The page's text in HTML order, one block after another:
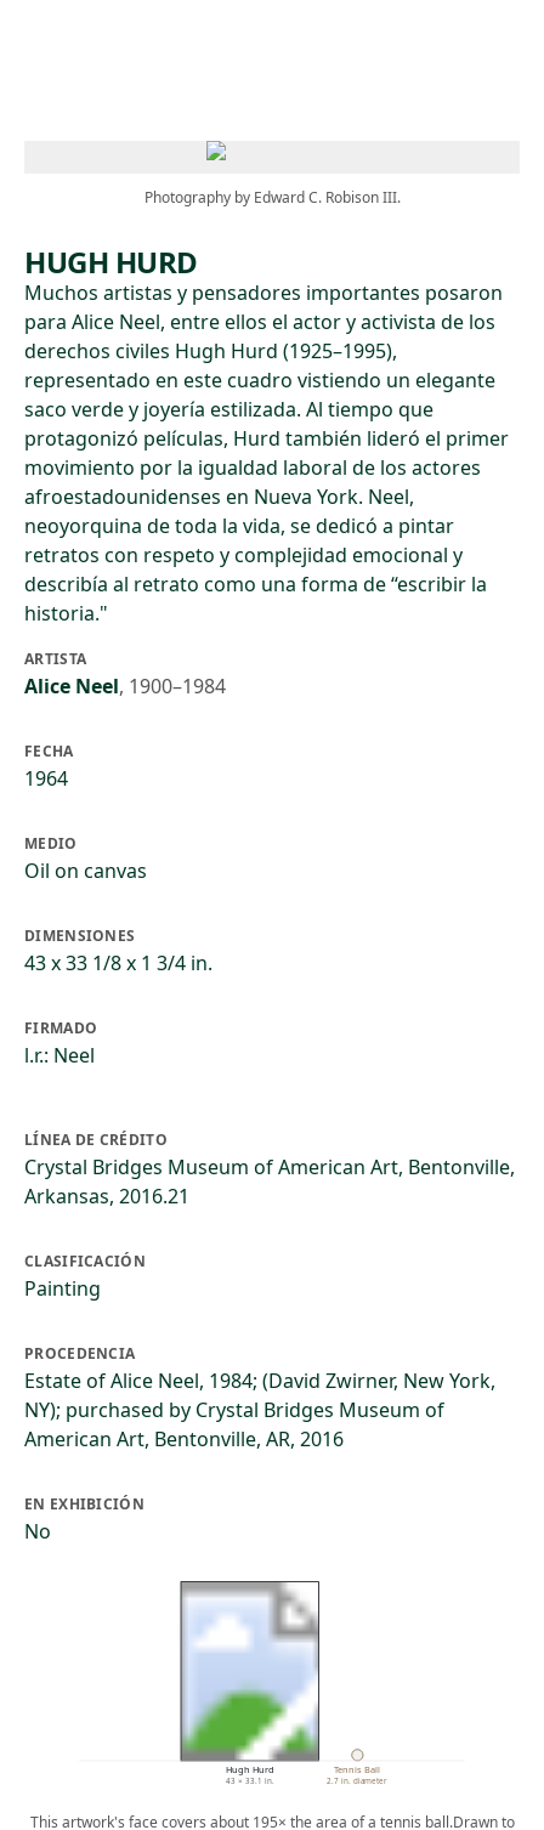
Photography by Edward C. Robison III.
HUGH HURD
Muchos artistas y pensadores importantes posaron
para Alice Neel, entre ellos el actor y activista de los
derechos civiles Hugh Hurd (1925–1995),
representado en este cuadro vistiendo un elegante
saco verde y joyería estilizada. Al tiempo que
protagonizó películas, Hurd también lideró el primer
movimiento por la igualdad laboral de los actores
afroestadounidenses en Nueva York. Neel,
neoyorquina de toda la vida, se dedicó a pintar
retratos con respeto y complejidad emocional y
describía al retrato como una forma de “escribir la
historia."
ARTISTA
Alice Neel, 1900–1984
FECHA
1964
MEDIO
Oil on canvas
DIMENSIONES
43 x 33 1/8 x 1 3/4 in.
FIRMADO
l.r.: Neel
LÍNEA DE CRÉDITO
Crystal Bridges Museum of American Art, Bentonville,
Arkansas, 2016.21
CLASIFICACIÓN
Painting
PROCEDENCIA
Estate of Alice Neel, 1984; (David Zwirner, New York,
NY); purchased by Crystal Bridges Museum of
American Art, Bentonville, AR, 2016
EN EXHIBICIÓN
No
Hugh Hurd
43 × 33.1 in.
Tennis Ball
2.7 in. diameter
This artwork's face covers about 195× the area of a tennis ball.Drawn to